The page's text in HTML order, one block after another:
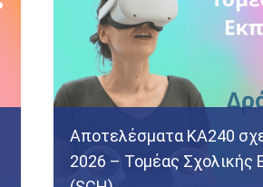
Αποτελέσματα KA240
2026 – Τομέας Σχολικής